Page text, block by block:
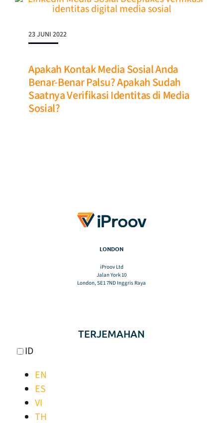
23 JUNI 2022
Apakah Kontak Media Sosial Anda
Benar-Benar Palsu? Apakah Sudah
Saatnya Verifikasi Identitas di Media
Sosial?
LONDON
iProov Ltd
Jalan York 10
London, SE1 7ND Inggris Raya
TERJEMAHAN
ID
EN
ES
VI
TH